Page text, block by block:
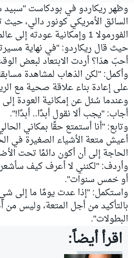
وظهر ريكاردو في بودكاست "سبيد
السائق الأمريكي كونور دالي،
الفورمولا 1 وإمكانية عودته إلى عالم السباقات مستقبلًا.
حيث قال ريكاردو: "في نهاية
أحبّ هذا؟ أردت الابتعاد لبعض
وأكمل: "لكن الذهاب لمشاهدة
على إعادة بناء علاقة صحية مع
وعندما سُئل عن إمكانية العودة إلى
أجاب: "يجب ألا نقول أبدًا.. أبدًا!".
وتابع: "أنا أستمتع حقًا بمكاني
أعيش متعة الأشياء الصغيرة في
الحاجة إلى أن أكون دائمًا تحت
وأردف: "لكنني لا أعرف كيف
أو خمس سنوات".
واستكمل: "إذا عدت يومًا ما إلى
بالتأكيد من أجل المتعة، وليس
البطولات".
اقرأ أيضاً: